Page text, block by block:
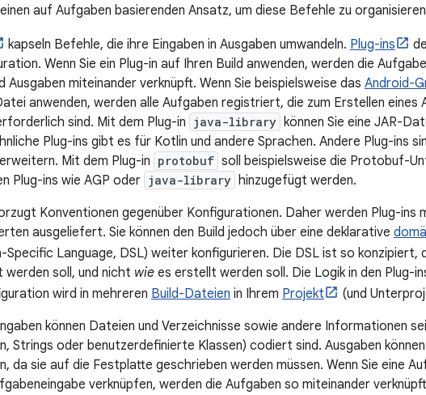
auf Aufgaben basierenden Ansatz, um diese Befehle zu
kapseln Befehle, die ihre Eingaben in Ausgaben umwandeln. Plug-ins
Wenn Sie ein Plug-in auf Ihren Build anwenden, werden die
Ausgaben miteinander verknüpft. Wenn Sie beispielsweise das Android-
anwenden, werden alle Aufgaben registriert, die zum Erstellen eines
sind. Mit dem Plug-in java-library können Sie eine JAR-
Plug-ins gibt es für Kotlin und andere Sprachen. Andere Plug-ins
Mit dem Plug-in protobuf soll beispielsweise die Protobuf-
Plug-ins wie AGP oder java-library hinzugefügt werden.
Konventionen gegenüber Konfigurationen. Daher werden Plug-ins
ausgeliefert. Sie können den Build jedoch über eine deklarative
Specific Language, DSL) weiter konfigurieren. Die DSL ist so konzipiert,
soll, und nicht wie es erstellt werden soll. Die Logik in den Plug-
wird in mehreren Build-Dateien in Ihrem Projekt
(und
können Dateien und Verzeichnisse sowie andere Informationen
Strings oder benutzerdefinierte Klassen) codiert sind. Ausgaben
da sie auf die Festplatte geschrieben werden müssen. Wenn Sie eine
verknüpfen, werden die Aufgaben so miteinander